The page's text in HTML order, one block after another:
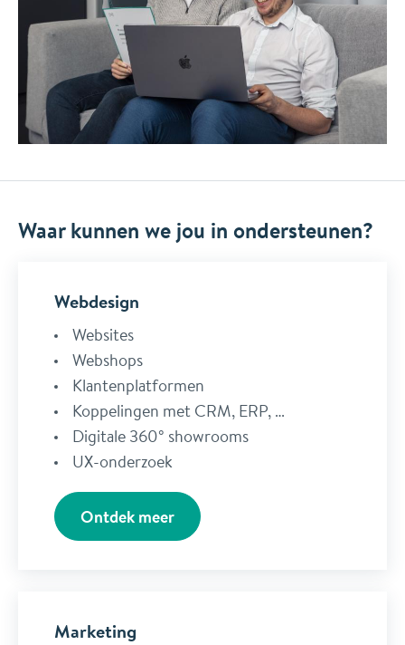
Waar kunnen we jou in ondersteunen?
Webdesign
Websites
Webshops
Klantenplatformen
Koppelingen met CRM, ERP, …
Digitale 360° showrooms
UX-onderzoek
Ontdek meer
Marketing